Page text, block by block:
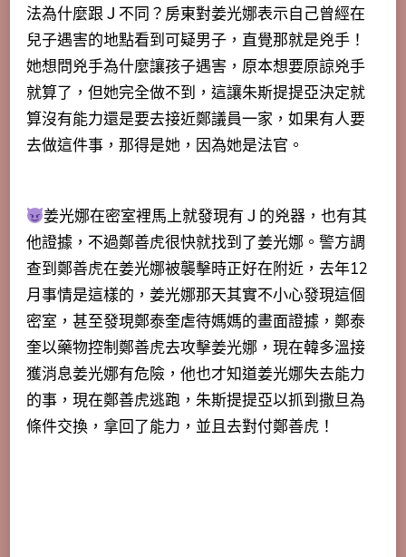
法為什麼跟Ｊ不同？房東對姜光娜表示自己曾經在
兒子遇害的地點看到可疑男子，直覺那就是兇手！
她想問兇手為什麼讓孩子遇害，原本想要原諒兇手
就算了，但她完全做不到，這讓朱斯提提亞決定就
算沒有能力還是要去接近鄭議員一家，如果有人要
去做這件事，那得是她，因為她是法官。
姜光娜在密室裡馬上就發現有Ｊ的兇器，也有其
他證據 ，不過鄭善虎很快就找到了姜光娜。警方調
查到鄭善虎在姜光娜被襲擊時正好在附近，去年12
月事情是這樣的，姜光娜那天其實不小心發現這個
密室，甚至發現鄭泰奎虐待媽媽的畫面證據，鄭泰
奎以藥物控制鄭善虎去攻擊姜光娜，現在韓多溫接
獲消息姜光娜有危險，他也才知道姜光娜失去能力
的事，現在鄭善虎逃跑，朱斯提提亞以抓到撒旦為
條件交換，拿回了能力，並且去對付鄭善虎！